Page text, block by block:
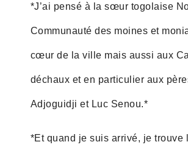
*J’ai pensé à la sœur togolaise
Communauté des moines et
cœur de la ville mais aussi aux
déchaux et en particulier aux
Adjoguidji et Luc Senou.*
*Et quand je suis arrivé, je trouve